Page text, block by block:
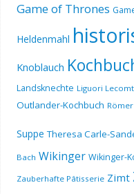
Game of Thrones
Heldenmahl
Knoblauch
Landsknechte Liguori
Outlander-Kochbuch Römer
Suppe Theresa Carle-
Bach Wikinger Wikinger-
Zauberhafte Pâtisserie Zimt